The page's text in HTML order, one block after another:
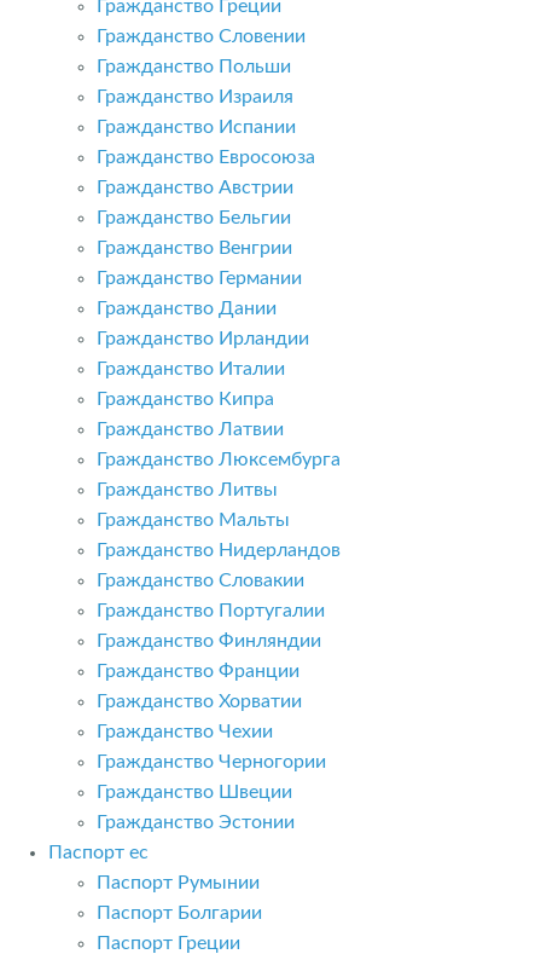
Гражданство Греции
Гражданство Словении
Гражданство Польши
Гражданство Израиля
Гражданство Испании
Гражданство Евросоюза
Гражданство Австрии
Гражданство Бельгии
Гражданство Венгрии
Гражданство Германии
Гражданство Дании
Гражданство Ирландии
Гражданство Италии
Гражданство Кипра
Гражданство Латвии
Гражданство Люксембурга
Гражданство Литвы
Гражданство Мальты
Гражданство Нидерландов
Гражданство Словакии
Гражданство Португалии
Гражданство Финляндии
Гражданство Франции
Гражданство Хорватии
Гражданство Чехии
Гражданство Черногории
Гражданство Швеции
Гражданство Эстонии
Паспорт ес
Паспорт Румынии
Паспорт Болгарии
Паспорт Греции